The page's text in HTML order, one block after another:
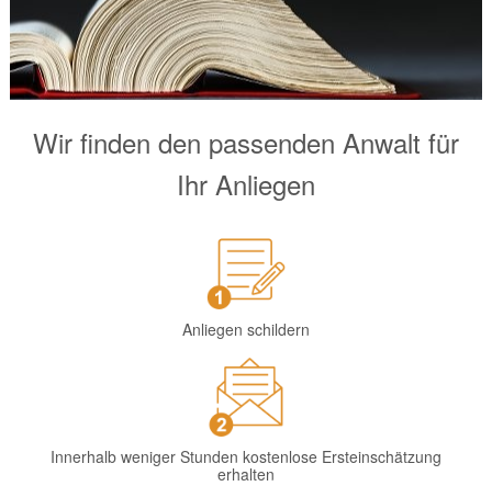
Wir finden den passenden Anwalt für
Ihr Anliegen
Anliegen schildern
Innerhalb weniger Stunden kostenlose Ersteinschätzung
erhalten